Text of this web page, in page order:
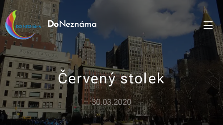
DoNeznáma
Červený stolek
30.03.2020